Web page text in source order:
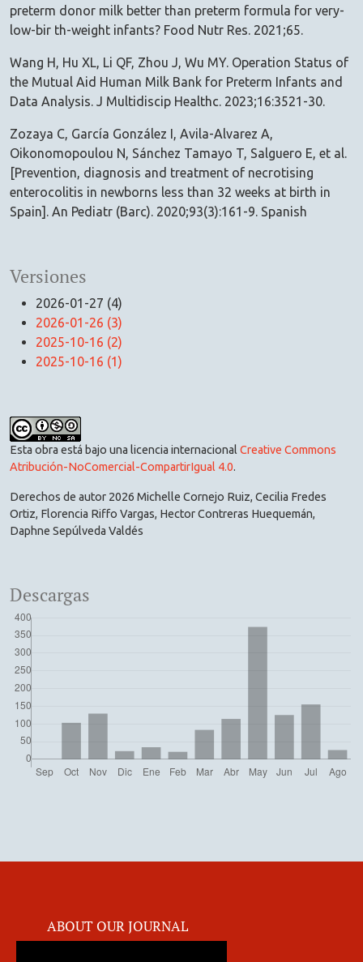
Versiones
2026-01-27 (4)
2026-01-26 (3)
2025-10-16 (2)
2025-10-16 (1)
preterm donor milk better than preterm formula for very-
low-bir th-weight infants? Food Nutr Res. 2021;65.
Wang H, Hu XL, Li QF, Zhou J, Wu MY. Operation Status of
the Mutual Aid Human Milk Bank for Preterm Infants and
Data Analysis. J Multidiscip Healthc. 2023;16:3521-30.
Zozaya C, García González I, Avila-Alvarez A,
Oikonomopoulou N, Sánchez Tamayo T, Salguero E, et al.
[Prevention, diagnosis and treatment of necrotising
enterocolitis in newborns less than 32 weeks at birth in
Spain]. An Pediatr (Barc). 2020;93(3):161-9. Spanish
Esta obra está bajo una licencia internacional Creative Commons
Atribución-NoComercial-CompartirIgual 4.0.
Derechos de autor 2026 Michelle Cornejo Ruiz, Cecilia Fredes
Ortiz, Florencia Riffo Vargas, Hector Contreras Huequemán,
Daphne Sepúlveda Valdés
Descargas
ABOUT OUR JOURNAL